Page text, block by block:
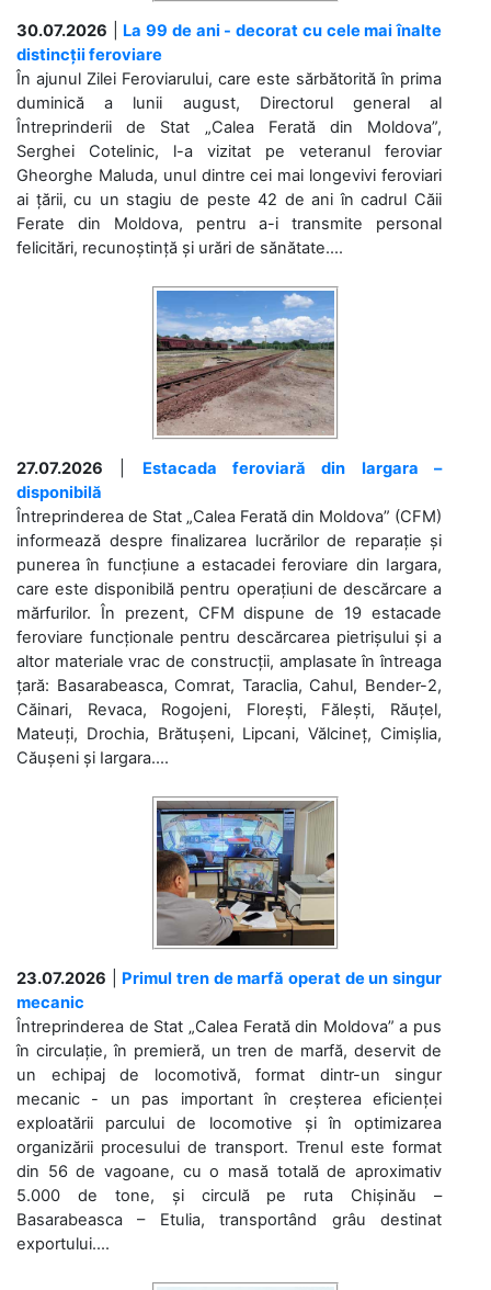
30.07.2026
La 99 de ani - decorat cu cele mai înalte
distincții feroviare
În ajunul Zilei Feroviarului, care este sărbătorită în prima
duminică a lunii august, Directorul general al
Întreprinderii de Stat „Calea Ferată din Moldova”,
Serghei Cotelinic, l-a vizitat pe veteranul feroviar
Gheorghe Maluda, unul dintre cei mai longevivi feroviari
ai țării, cu un stagiu de peste 42 de ani în cadrul Căii
Ferate din Moldova, pentru a-i transmite personal
felicitări, recunoștință și urări de sănătate....
27.07.2026
Estacada feroviară din Iargara –
disponibilă
Întreprinderea de Stat „Calea Ferată din Moldova” (CFM)
informează despre finalizarea lucrărilor de reparație și
punerea în funcțiune a estacadei feroviare din Iargara,
care este disponibilă pentru operațiuni de descărcare a
mărfurilor. În prezent, CFM dispune de 19 estacade
feroviare funcționale pentru descărcarea pietrișului și a
altor materiale vrac de construcții, amplasate în întreaga
țară: Basarabeasca, Comrat, Taraclia, Cahul, Bender-2,
Căinari, Revaca, Rogojeni, Florești, Fălești, Răuțel,
Mateuți, Drochia, Brătușeni, Lipcani, Vălcineț, Cimișlia,
Căușeni și Iargara....
23.07.2026
Primul tren de marfă operat de un singur
mecanic
Întreprinderea de Stat „Calea Ferată din Moldova” a pus
în circulație, în premieră, un tren de marfă, deservit de
un echipaj de locomotivă, format dintr-un singur
mecanic - un pas important în creșterea eficienței
exploatării parcului de locomotive și în optimizarea
organizării procesului de transport. Trenul este format
din 56 de vagoane, cu o masă totală de aproximativ
5.000 de tone, și circulă pe ruta Chișinău –
Basarabeasca – Etulia, transportând grâu destinat
exportului....